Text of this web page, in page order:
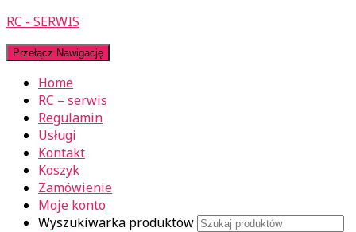
RC - SERWIS
Przełącz Nawigację
Home
RC – serwis
Regulamin
Usługi
Kontakt
Koszyk
Zamówienie
Moje konto
Wyszukiwarka produktów